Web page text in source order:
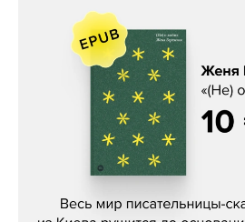
Женя Бережная,